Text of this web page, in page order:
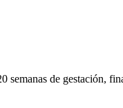
semanas de gestación,